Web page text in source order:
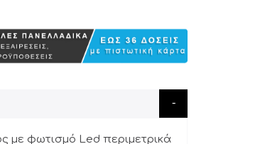
με φωτισμό Led περιμετρικά